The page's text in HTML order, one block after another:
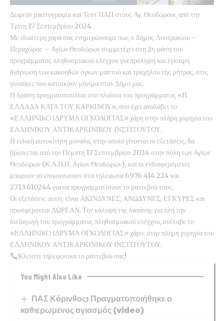
Δωρεάν μαστογραφία και Τεστ ΠΑΠ στους Αγ. Θεοδώρους από την
Τρίτη 17 Σεπτεμβρίου 2024
Με ιδιαίτερη χαρά σας ενημερώνουμε πως ο Δήμος Λουτρακίου –
Περαχώρας – Αγίων Θεοδώρων συμμετέχει στη 2η φάση του
προγράμματος πληθυσμιακού ελέγχου για πρόληψη και έγκαιρη
διάγνωση των κακοηθών όγκων μαστού και τραχήλου τής μήτρας, στις
γυναίκες που κατοικούν μόνιμα στον Δήμο μας.
Η δράση πραγματοποιείται στο πλαίσιο του προγράμματος «Η
ΕΛΛΑΔΑ ΚΑΤΑ ΤΟΥ ΚΑΡΚΙΝΟΥ», που έχει αναλάβει το
«ΕΛΛΗΝΙΚΟ ΙΔΡΥΜΑ ΟΓΚΟΛΟΓΙΑΣ» χάρη στην πλήρη χορηγία του
ΕΛΛΗΝΙΚΟΥ ΑΝΤΙΚΑΡΚΙΝΙΚΟΥ ΙΝΣΤΙΤΟΥΤΟΥ.
Η ειδική αυτοκίνητη μονάδα, στην οποία γίνονται οι εξετάσεις, θα
βρίσκεται από την Πέμπτη 17 Σεπτεμβρίου 2024 στην πόλη των Αγίων
Θεοδώρων (Κ.Α.Π.Η. Αγίων Θεοδώρων), και οι ενδιαφερόμενες
μπορούν να επικοινωνούν στα τηλέφωνα 6976 414 224 και
2713.610244 για να προγραμματίσουν το ραντεβού τους.
Οι εξετάσεις αυτές είναι ΑΚΙΝΔΥΝΕΣ, ΑΝΩΔΥΝΕΣ, ΕΓΚΥΡΕΣ και
προσφέρονται ΔΩΡΕΑΝ. Την κάλυψη της δαπάνης για όλη την
διεξαγωγή του προγράμματος πληθυσμιακού ελέγχου, ανέλαβε το
«ΕΛΛΗΝΙΚΟ ΙΔΡΥΜΑ ΟΓΚΟΛΟΓΙΑΣ» χάρις στην πλήρη χορηγία του
ΕΛΛΗΝΙΚΟΥ ΑΝΤΙΚΑΡΚΙΝΙΚΟΥ ΙΝΣΤΙΤΟΥΤΟΥ.
Κλείστε τηλεφωνικά το ραντεβού σας!
You Might Also Like
ΠΑΣ Κόρινθος: Πραγματοποιήθηκε ο
καθιερωμένος αγιασμός (video)